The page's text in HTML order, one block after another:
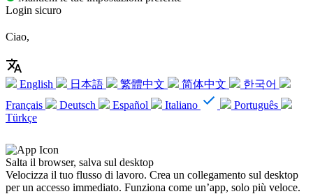
Login sicuro
Ciao,
English 日本語 繁體中文 简体中文
한국어
Français
Deutsch Español Italiano
Português
Türkçe
Salta il browser, salva sul desktop
Velocizza il tuo flusso di lavoro. Crea un collegamento sul desktop
per un accesso immediato. Funziona come un’app, solo più veloce.